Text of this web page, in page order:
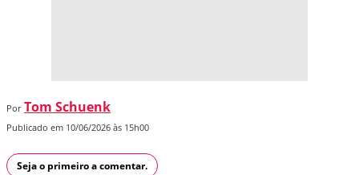
Por Tom Schuenk
Publicado em 10/06/2026 às 15h00
Seja o primeiro a comentar.